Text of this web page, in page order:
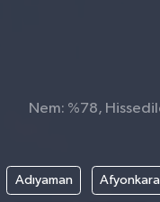
Nem: %78,
Adıyaman